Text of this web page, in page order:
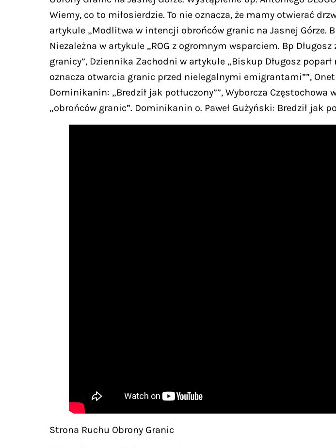
Wiemy, co to miłosierdzie. To nie oznacza, że mamy otwierać
artykule „Modlitwa w intencji obrońców granic na Jasnej Górze.
Niezależna w artykule „ROG z ogromnym wsparciem. Bp
granicy”, Dziennika Zachodni w artykule „Biskup Długosz
oznacza otwarcia granic przed nielegalnymi emigrantami””,
Dominikanin: „Bredził jak potłuczony””, Wyborcza Częstochowa
„obrońców granic”. Dominikanin o. Paweł Gużyński: Bredził jak
Strona Ruchu Obrony Granic